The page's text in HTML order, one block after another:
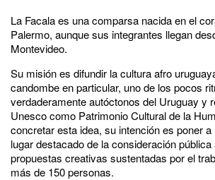
La Facala es una comparsa nacida en el
Palermo, aunque sus integrantes llegan
Montevideo.
Su misión es difundir la cultura afro
candombe en particular, uno de los pocos
verdaderamente autóctonos del Uruguay y
Unesco como Patrimonio Cultural de la
concretar esta idea, su intención es poner a
lugar destacado de la consideración pública
propuestas creativas sustentadas por el
más de 150 personas.